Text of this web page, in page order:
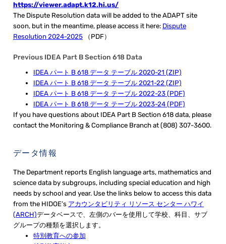
https://viewer.adapt.k12.hi.us/
The Dispute Resolution data will be added to the ADAPT site
soon, but in the meantime, please access it here: Dispute
Resolution 2024-2025（PDF）
Previous IDEA Part B Section 618 Data
IDEA パート B 618 データ テーブル 2020-21 (ZIP)
IDEA パート B 618 データ テーブル 2021-22 (ZIP)
IDEA パート B 618 データ テーブル 2022-23 (PDF)
IDEA パート B 618 データ テーブル 2023-24 (PDF)
If you have questions about IDEA Part B Section 618 data, please
contact the Monitoring & Compliance Branch at (808) 307-3600.
データ情報
The Department reports English language arts, mathematics and
science data by subgroups, including special education and high
needs by school and year. Use the links below to access this data
from the HIDOE’s アカウンタビリティ リソース センター ハワイ
(ARCH)データベースで、左側のバーを使用して学校、科目、サブ
グループの種類を選択します。
特別教育への参加